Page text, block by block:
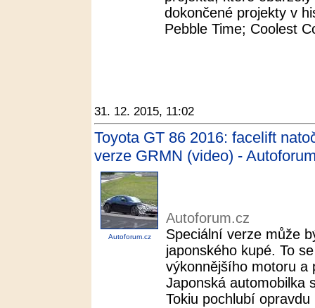
dokončené projekty v
Pebble Time; Coolest
31. 12. 2015, 11:02
Toyota GT 86 2016: facelift
verze GRMN (video) -
Autoforum.cz
Autoforum.cz
Speciální verze může
japonského kupé. To
výkonnějšího motoru a
Japonská automobilka
Tokiu pochlubí